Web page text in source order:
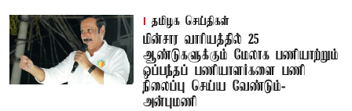
தமிழக செய்திகள்
மின்சார வாரியத்தில் 25
ஆண்டுகளுக்கும் மேலாக பணியாற்றும்
ஒப்பந்தப் பணியாளர்களை பணி
நிலைப்பு செய்ய வேண்டும்-
அன்புமணி